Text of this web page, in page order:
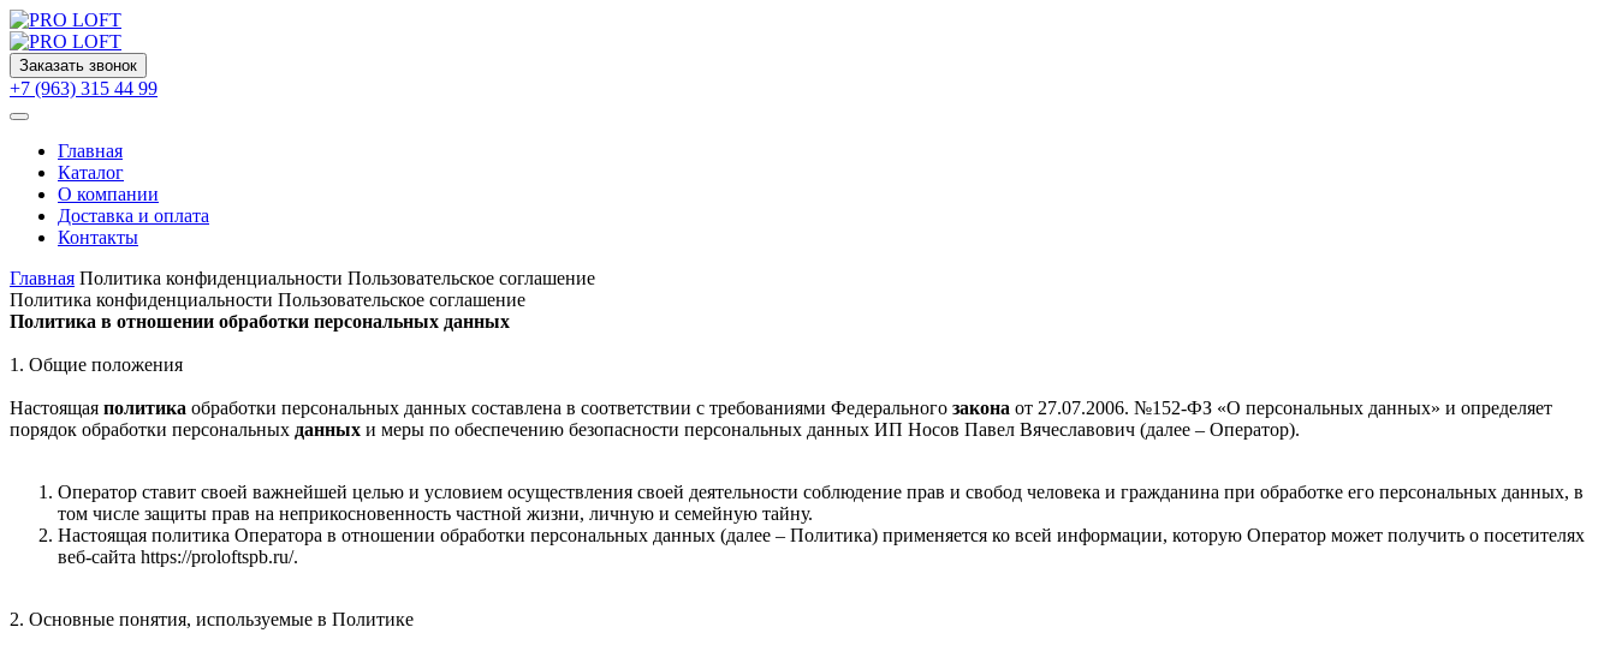
Заказать звонок
+7 (963) 315 44 99
Главная
Каталог
О компании
Доставка и оплата
Контакты
Главная Политика конфиденциальности Пользовательское соглашение
Политика конфиденциальности Пользовательское соглашение
Политика в отношении обработки персональных данных
1. Общие положения
Настоящая политика обработки персональных данных составлена в соответствии с требованиями Федерального закона от 27.07.2006. №152-ФЗ «О персональных данных» и определяет
порядок обработки персональных данных и меры по обеспечению безопасности персональных данных ИП Носов Павел Вячеславович (далее – Оператор).
Оператор ставит своей важнейшей целью и условием осуществления своей деятельности соблюдение прав и свобод человека и гражданина при обработке его персональных данных, в
том числе защиты прав на неприкосновенность частной жизни, личную и семейную тайну.
Настоящая политика Оператора в отношении обработки персональных данных (далее – Политика) применяется ко всей информации, которую Оператор может получить о посетителях
веб-сайта https://proloftspb.ru/.
2. Основные понятия, используемые в Политике